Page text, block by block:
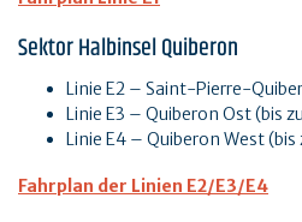
Sektor Halbinsel Quiberon
Linie E2 – Saint-Pierre-
Linie E3 – Quiberon Ost (bis
Linie E4 – Quiberon West
Fahrplan der Linien E2/E3/E4